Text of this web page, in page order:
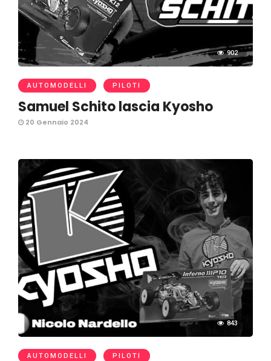
902
AUTOMODELLI PILOTI
Samuel Schito lascia Kyosho
20 Gennaio 2024
843
AUTOMODELLI PILOTI